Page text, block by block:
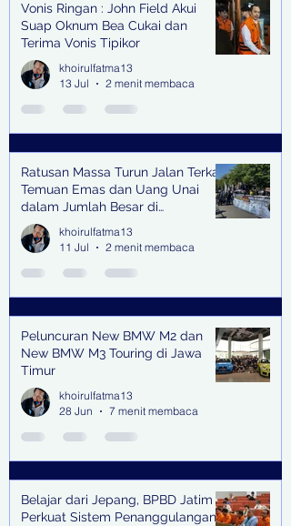
Vonis Ringan : John Field Akui
Suap Oknum Bea Cukai dan
Terima Vonis Tipikor
khoirulfatma13
13 Jul
2 menit membaca
Ratusan Massa Turun Jalan Terkait
Temuan Emas dan Uang Unai
dalam Jumlah Besar di
Lingkungan Jampidsus Kejaksaan
Agung RI di Jakarta
khoirulfatma13
11 Jul
2 menit membaca
Peluncuran New BMW M2 dan
New BMW M3 Touring di Jawa
Timur
khoirulfatma13
28 Jun
7 menit membaca
Belajar dari Jepang, BPBD Jatim
Perkuat Sistem Penanggulangan